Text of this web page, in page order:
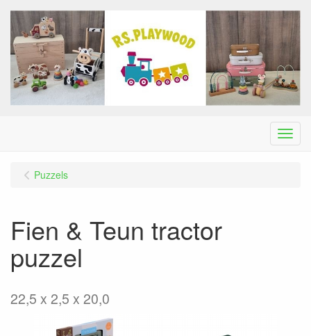
Menu
Puzzels
Fien & Teun tractor
puzzel
22,5 x 2,5 x 20,0